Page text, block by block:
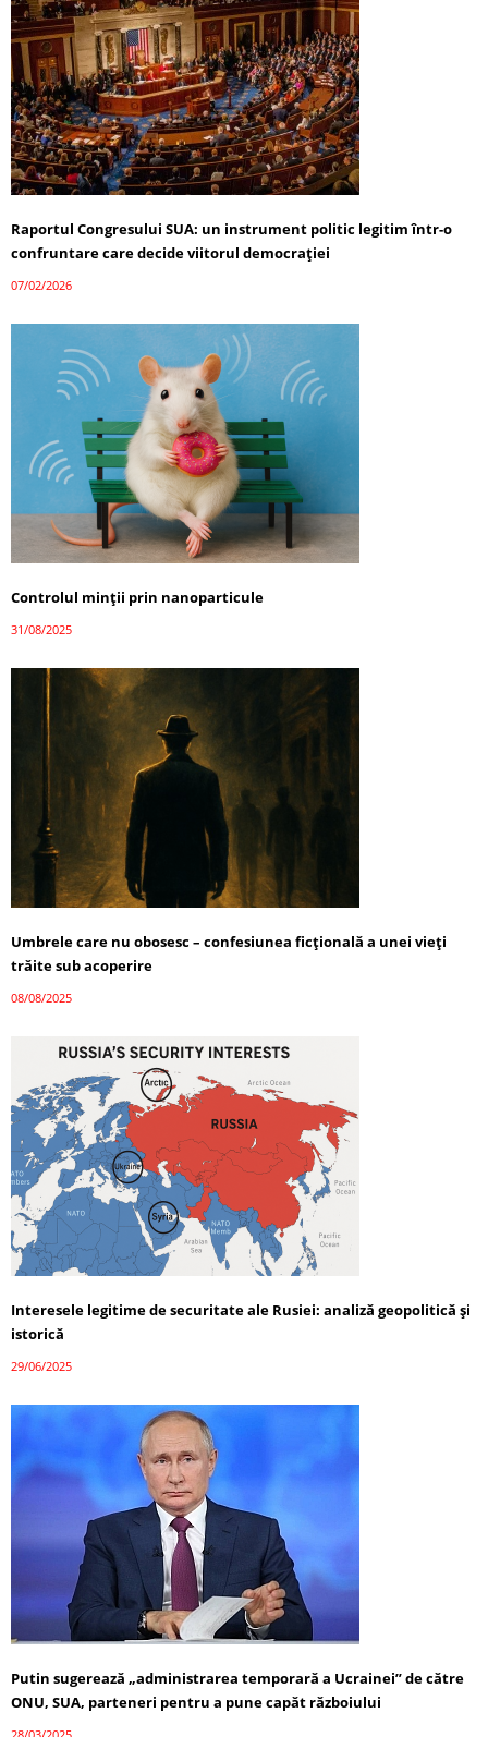
Raportul Congresului SUA: un instrument politic legitim într-o
confruntare care decide viitorul democrației
07/02/2026
Controlul minții prin nanoparticule
31/08/2025
Umbrele care nu obosesc – confesiunea ficțională a unei vieți
trăite sub acoperire
08/08/2025
Interesele legitime de securitate ale Rusiei: analiză geopolitică și
istorică
29/06/2025
Putin sugerează „administrarea temporară a Ucrainei” de către
ONU, SUA, parteneri pentru a pune capăt războiului